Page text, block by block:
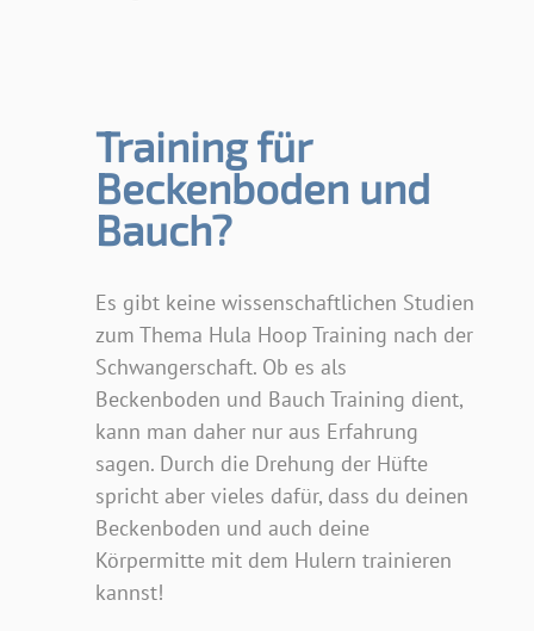
Training für
Beckenboden und
Bauch?
Es gibt keine wissenschaftlichen Studien
zum Thema Hula Hoop Training nach der
Schwangerschaft. Ob es als
Beckenboden und Bauch Training dient,
kann man daher nur aus Erfahrung
sagen. Durch die Drehung der Hüfte
spricht aber vieles dafür, dass du deinen
Beckenboden und auch deine
Körpermitte mit dem Hulern trainieren
kannst!